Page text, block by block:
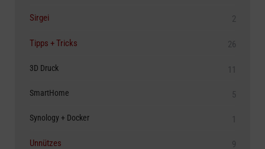
Sirgei 2
Tipps + Tricks 26
3D Druck 11
SmartHome 5
Synology + Docker 1
Unnützes 9